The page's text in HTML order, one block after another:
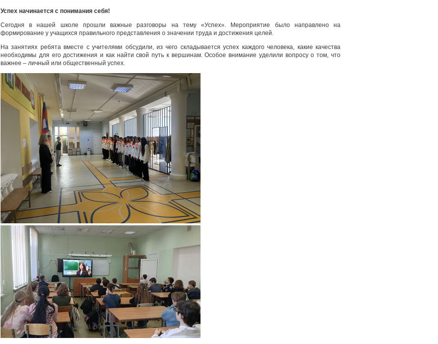
Успех начинается с понимания себя!
Сегодня в нашей школе прошли важные разговоры на тему «Успех». Мероприятие было направлено на
формирование у учащихся правильного представления о значении труда и достижения целей.
На занятиях ребята вместе с учителями обсудили, из чего складывается успех каждого человека, какие качества
необходимы для его достижения и как найти свой путь к вершинам. Особое внимание уделили вопросу о том, что
важнее – личный или общественный успех.